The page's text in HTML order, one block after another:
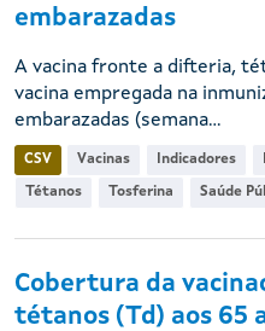
embarazadas
A vacina fronte a difteria,
vacina empregada na
embarazadas (semana...
CSV Vacinas Indicadores
Tétanos Tosferina Saúde
Cobertura da
tétanos (Td) aos 65